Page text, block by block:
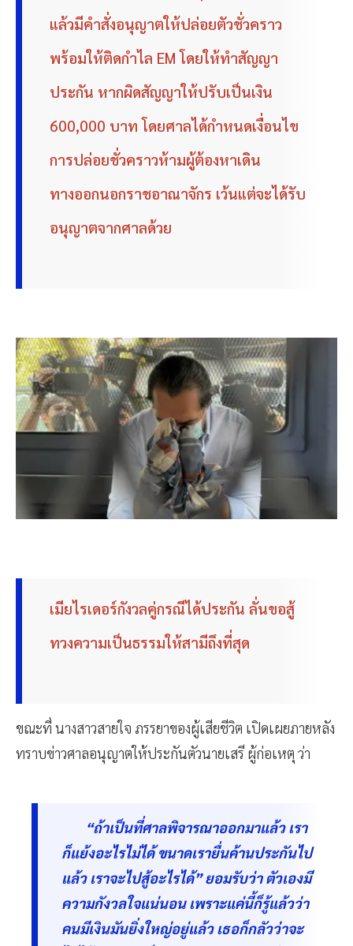
แล้วมีคำสั่งอนุญาตให้ปล่อยตัวชั่วคราว
พร้อมให้ติดกำไล EM โดยให้ทำสัญญา
ประกัน หากผิดสัญญาให้ปรับเป็นเงิน
600,000 บาท โดยศาลได้กำหนดเงื่อนไข
การปล่อยชั่วคราวห้ามผู้ต้องหาเดิน
ทางออกนอกราชอาณาจักร เว้นแต่จะได้รับ
อนุญาตจากศาลด้วย
เมียไรเดอร์กังวลคู่กรณีได้ประกัน ลั่นขอสู้
ทวงความเป็นธรรมให้สามีถึงที่สุด
ขณะที่ นางสาวสายใจ ภรรยาของผู้เสียชีวิต เปิดเผยภายหลัง
ทราบข่าวศาลอนุญาตให้ประกันตัวนายเสรี ผู้ก่อเหตุ ว่า
“ถ้าเป็นที่ศาลพิจารณาออกมาแล้ว เรา
ก็แย้งอะไรไม่ได้ ขนาดเรายื่นค้านประกันไป
แล้ว เราจะไปสู้อะไรได้” ยอมรับว่า ตัวเองมี
ความกังวลใจแน่นอน เพราะแค่นี้ก็รู้แล้วว่า
คนมีเงินมันยิ่งใหญ่อยู่แล้ว เธอก็กลัวว่าจะ